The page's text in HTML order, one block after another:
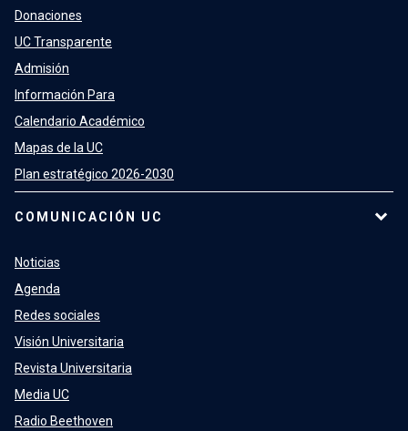
Donaciones
UC Transparente
Admisión
Información Para
Calendario Académico
Mapas de la UC
Plan estratégico 2026-2030
COMUNICACIÓN UC
Noticias
Agenda
Redes sociales
Visión Universitaria
Revista Universitaria
Media UC
Radio Beethoven